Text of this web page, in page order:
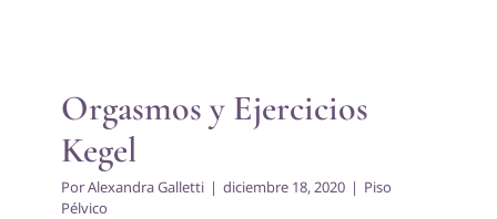
Orgasmos y Ejercicios
Kegel
PorAlexandra Galletti | diciembre 18, 2020 | Piso
Pélvico